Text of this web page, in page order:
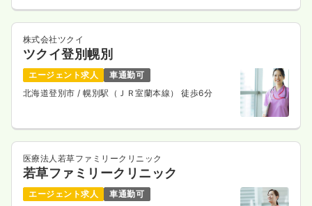
株式会社ツクイ
ツクイ登別幌別
エージェント求人
車通勤可
北海道登別市/ 幌別駅（ＪＲ室蘭本線） 徒歩6分
医療法人若草ファミリークリニック
若草ファミリークリニック
エージェント求人
車通勤可